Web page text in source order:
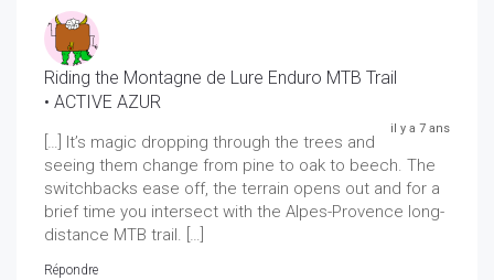
Riding the Montagne de Lure Enduro MTB Trail
• ACTIVE AZUR
il y a 7 ans
[…] It’s magic dropping through the trees and
seeing them change from pine to oak to beech. The
switchbacks ease off, the terrain opens out and for a
brief time you intersect with the Alpes-Provence long-
distance MTB trail. […]
Répondre